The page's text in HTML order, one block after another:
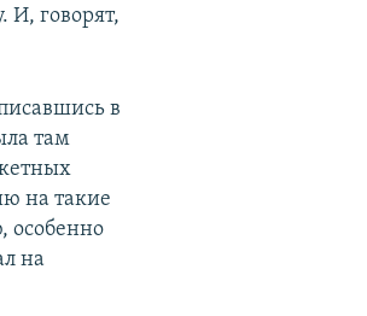
И, говорят,
в
там
на такие
особенно
на